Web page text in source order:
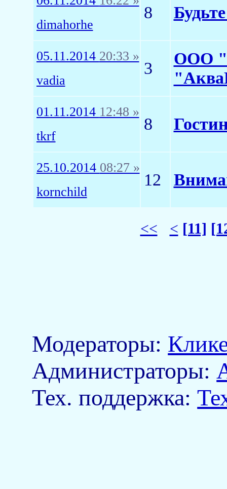
dimahorhe
8
05.11.2014 20:33 »
vadia
3
ООО
01.11.2014 12:48 »
tkrf
8
25.10.2014 08:27 »
kornchild
12
<< < [11]
Модераторы:
Aдминистраторы:
Тех. поддержка: